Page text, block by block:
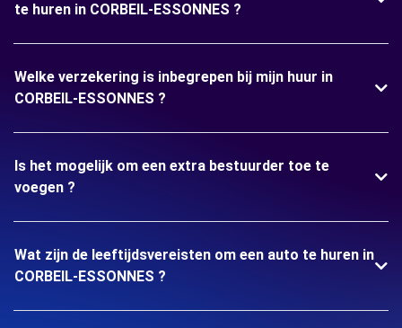
te huren in CORBEIL-ESSONNES ?
Welke verzekering is inbegrepen bij mijn huur in
CORBEIL-ESSONNES ?
Is het mogelijk om een extra bestuurder toe te
voegen ?
Wat zijn de leeftijdsvereisten om een auto te huren in
CORBEIL-ESSONNES ?